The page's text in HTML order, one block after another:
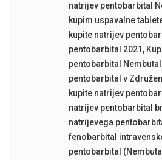
natrijev pentobarbital
kupim uspavalne
kupite natrijev
pentobarbital 2021 ,
pentobarbital Nembutal
pentobarbital v
kupite natrijev
natrijev pentobarbital
natrijevega
fenobarbital
pentobarbital